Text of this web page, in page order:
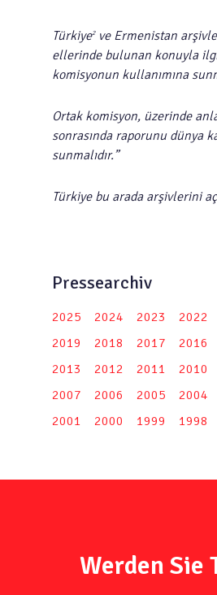
Türkiye2ve Ermenistan
ellerinde bulunan konuyla
komisyonun kullanımına
Ortak komisyon, üzerinde
sonrasında raporunu dünya
sunmalıdır.”
Türkiye bu arada arşivlerini
Pressearchiv
2025 2024 2023 2022
2019
2018 2017 2016
2013
2012 2011 2010
2007
2006 2005 2004
2001
2000 1999 1998
Werden Sie